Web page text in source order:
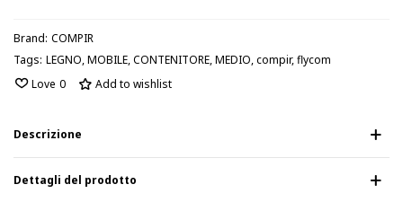
Brand: COMPIR
Tags: LEGNO,MOBILE,CONTENITORE,MEDIO,compir,flycom
Love 0 Add to wishlist
Descrizione
Dettagli del prodotto